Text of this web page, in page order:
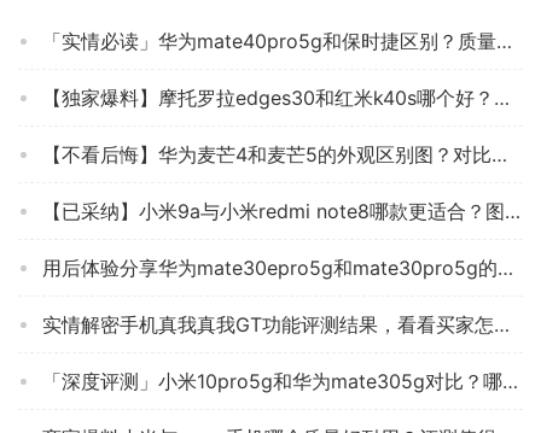
「实情必读」华为mate40pro5g和保时捷区别？质量怎么样值不值得买
【独家爆料】摩托罗拉edges30和红米k40s哪个好？应该怎么样选择
【不看后悔】华为麦芒4和麦芒5的外观区别图？对比哪款性价比更高
【已采纳】小米9a与小米redmi note8哪款更适合？图文爆料分析
用后体验分享华为mate30epro5g和mate30pro5g的区别？应该怎么样选择
实情解密手机真我真我GT功能评测结果，看看买家怎么样评价的
「深度评测」小米10pro5g和华为mate305g对比？哪个更合适